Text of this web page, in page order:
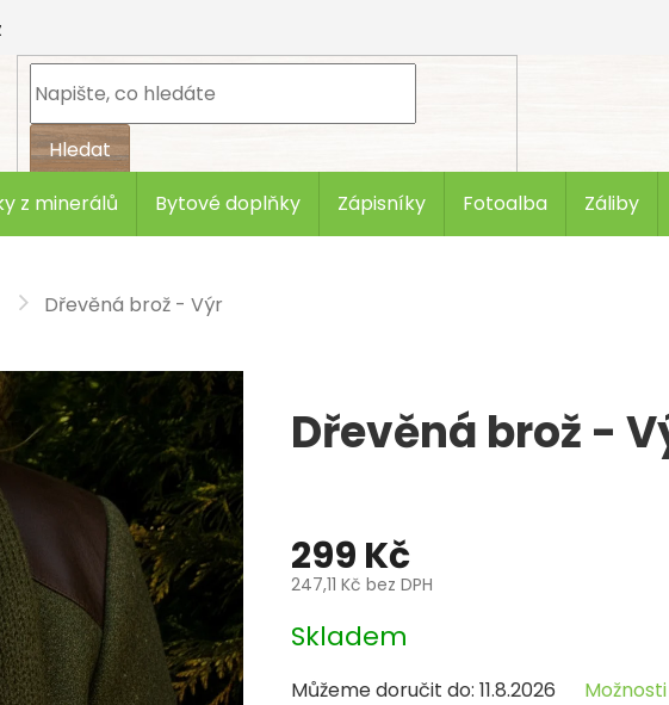
Hledat
z minerálů Bytové doplňky Zápisníky Fotoalba Záliby
Dřevěná brož - Výr
Dřevěná brož -
art-wood.cz
299 Kč
247,11 Kč bez DPH
Měrná
cena:
Skladem
Můžeme doručit do: 11.8.2026